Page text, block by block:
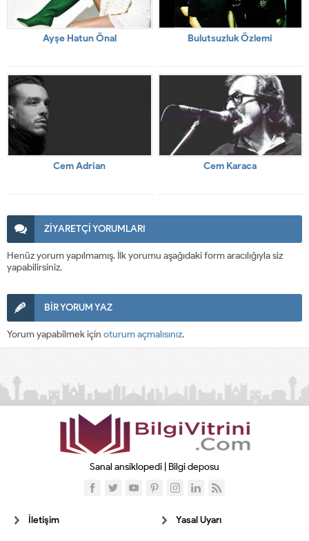
Ayşe Hatun Önal Bulutsuzluk Özlemi
Cem Adrian Cem Karaca
ZİYARETÇİ YORUMLARI
Henüz yorum yapılmamış. İlk yorumu aşağıdaki form aracılığıyla siz
yapabilirsiniz.
BİR YORUM YAZ
Yorum yapabilmek için oturum açmalısınız.
Sanal ansiklopedi | Bilgi deposu
İletişim Yasal Uyarı